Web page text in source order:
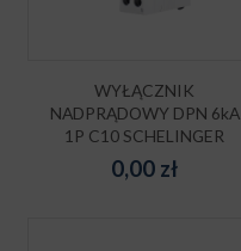
WYŁĄCZNIK
NADPRĄDOWY DPN 6kA
1P C10 SCHELINGER
0,00 zł